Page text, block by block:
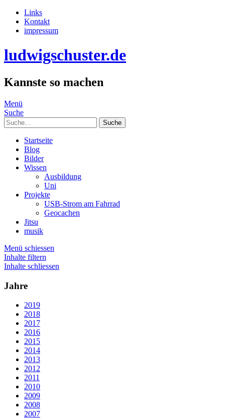
Links
Kontakt
impressum
ludwigschuster.de
Kannste so machen
Menü
Suche
Suche
Startseite
Blog
Bilder
Wissen
Ausbildung
Uni
Projekte
USB-Strom am Fahrrad
Geocachen
Jitsu
musik
Menü schiessen
Inhalte filtern
Inhalte schliessen
Jahre
2019
2018
2017
2016
2015
2014
2013
2012
2011
2010
2009
2008
2007